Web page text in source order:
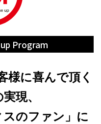
Program
様に喜んで頂く
現、
のファン」に